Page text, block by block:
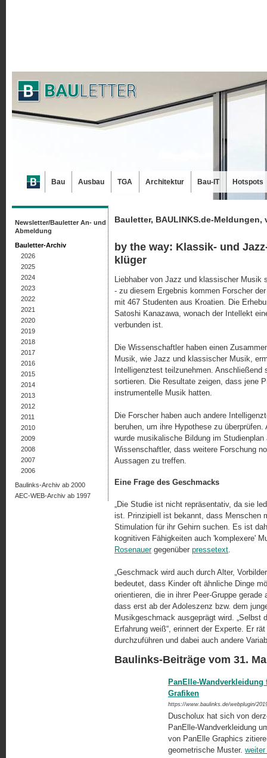
Bauletter, BAULINKS.de-Meldungen,
by the way: Klassik- und
klüger
Liebhaber von Jazz und klassischer
- zu diesem Ergebnis kommen Forscher
mit 467 Studenten aus Kroatien. Die
Satoshi Kanazawa, wonach der Intellekt
verbunden ist.
Die Wissenschaftler haben einen
Musik, wie Jazz und klassischer Musik,
Intelligenztest teilzunehmen.
sortieren. Die Resultate zeigen, dass jene
instrumentelle Musik hatten.
Die Forscher haben auch andere
beruhen, um ihre Hypothese zu
wurde musikalische Bildung im
Wissenschaftler, dass weitere Forschung
Aussagen zu treffen.
Eine Frage des Geschmacks
„Die Studie ist nicht repräsentativ, da sie
ist. Prinzipiell ist bekannt, dass Menschen
Stimulation für ihr Gehirn suchen. Es ist
kognitiven Fähigkeiten auch 'komplexere'
Rosenauergegenüber pressetext
„Geschmack wird auch durch Alter,
bedeutet, dass Kinder oft ähnliche Dinge
orientieren, die in ihrer Peer-Gruppe
dass erst ab der Adoleszenz bzw. dem
Musikgeschmack ausgeprägt wird. „Selbst
Erfahrung weiß“, erinnert der Experte. Er
durchzuführen und dabei auch andere
Baulinks-Beiträge vom 31.
PanElle-
Grafiken
https://www.baulinks.de/webplugin/
Duscholux hat sich von
PanElle-Wandverkleidung
von PanElle Graphics
geometrische Muster.
Newsletter/Bauletter An- und
Abmeldung
Bauletter-Archiv
2026
2025
2024
2023
2022
2021
2020
2019
2018
2017
2016
2015
2014
2013
2012
2011
2010
2009
2008
2007
2006
Baulinks-Archiv ab 2000
AEC-WEB-Archiv ab 1997
Bau Ausbau TGA Architektur Bau-IT Hotspots